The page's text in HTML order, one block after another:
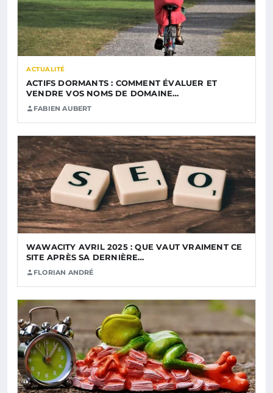
ACTUALITÉ
ACTIFS DORMANTS : COMMENT ÉVALUER ET
VENDRE VOS NOMS DE DOMAINE…
FABIEN AUBERT
WAWACITY AVRIL 2025 : QUE VAUT VRAIMENT CE
SITE APRÈS SA DERNIÈRE…
FLORIAN ANDRÉ